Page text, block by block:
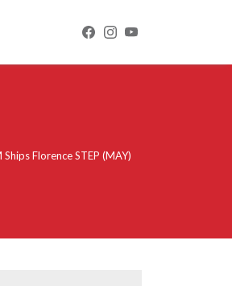
Ships Florence STEP (MAY)